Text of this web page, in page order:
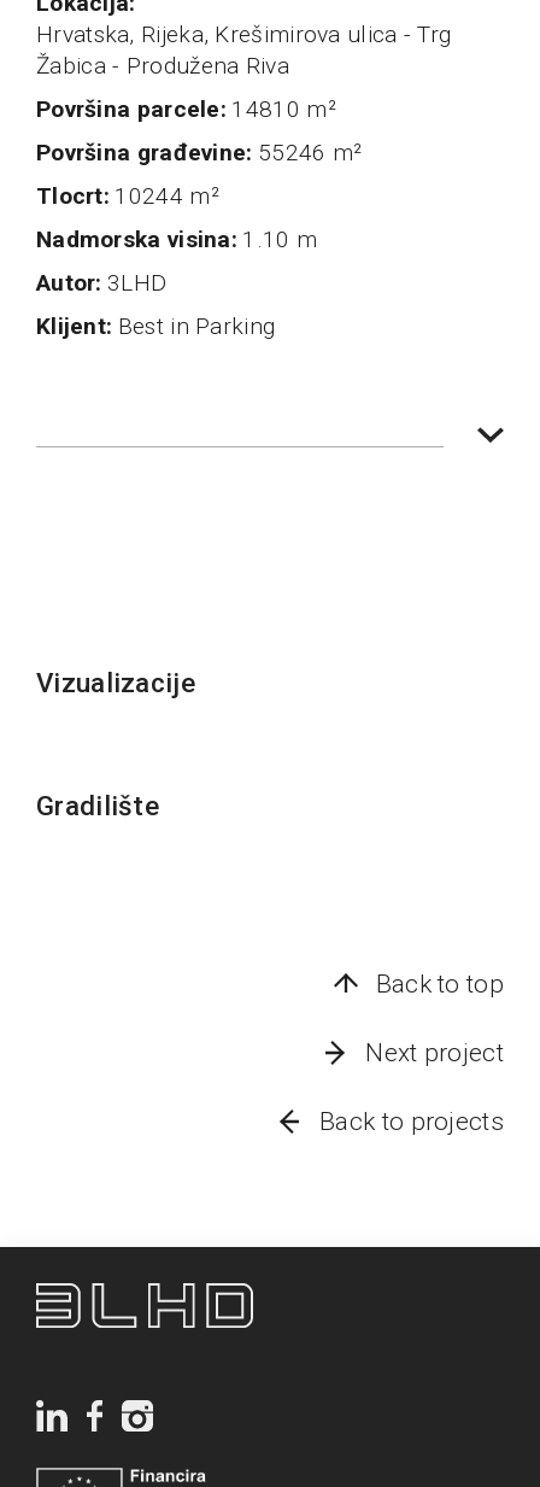
Hrvatska, Rijeka, Krešimirova ulica - Trg
Žabica - Produžena Riva
Površina parcele 14810 m²
Površina građevine 55246 m²
Tlocrt 10244 m²
nadmorska visina 1.10 m
autor 3LHD
klijent Best in Parking
Vizualizacije
Gradilište
Back to top
Next project
Back to projects